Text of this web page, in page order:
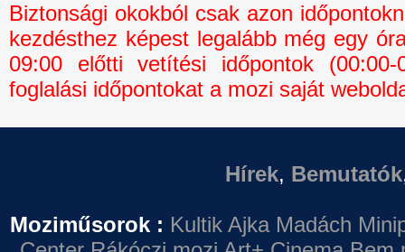
Biztonsági okokból csak azon
kezdésthez képest legalább még egy
09:00 előtti vetítési időpontok
foglalási időpontokat a mozi saját
Hírek, Bemutatók
Moziműsorok : Kultik Ajka Madách